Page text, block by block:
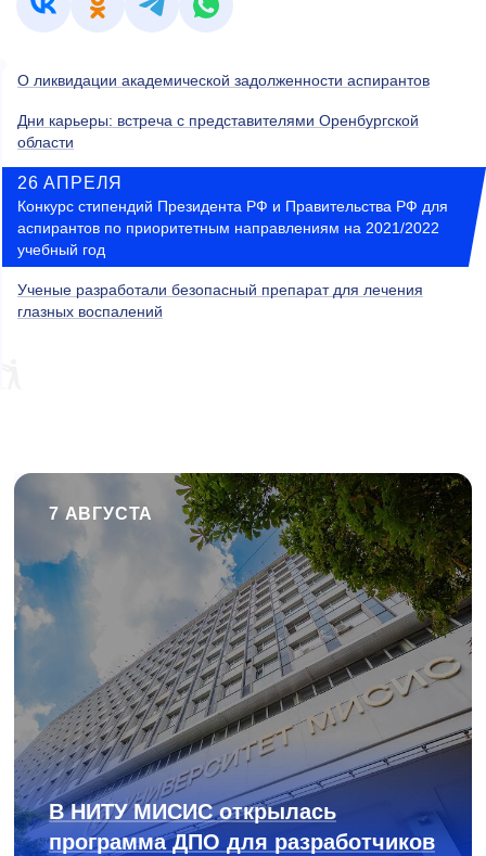
О ликвидации академической задолженности аспирантов
Дни карьеры: встреча с представителями Оренбургской
области
26 АПРЕЛЯ
Конкурс стипендий Президента РФ и Правительства РФ для
аспирантов по приоритетным направлениям на 2021/2022
учебный год
Ученые разработали безопасный препарат для лечения
глазных воспалений
7 АВГУСТА
В НИТУ МИСИС открылась
программа ДПО для разработчиков